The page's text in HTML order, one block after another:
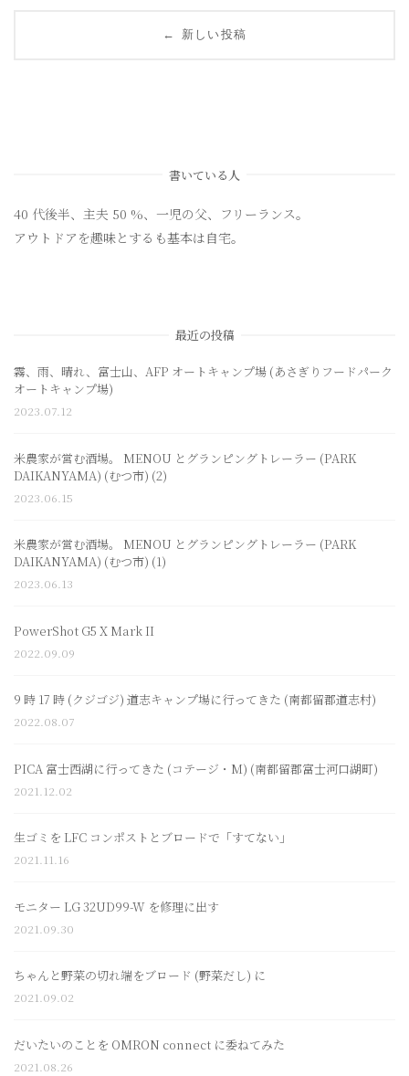
ョ
← 新しい投稿
書いている人
40 代後半、主夫 50 %、一児の父、フリーランス。
アウトドアを趣味とするも基本は自宅。
最近の投稿
霧、雨、晴れ、富士山、AFP オートキャンプ場 (あさぎりフードパーク
オートキャンプ場)
2023.07.12
米農家が営む酒場。 MENOU とグランピングトレーラー (PARK
DAIKANYAMA) (むつ市) (2)
2023.06.15
米農家が営む酒場。 MENOU とグランピングトレーラー (PARK
DAIKANYAMA) (むつ市) (1)
2023.06.13
PowerShot G5 X Mark II
2022.09.09
9 時 17 時 (クジゴジ) 道志キャンプ場に行ってきた (南都留郡道志村)
2022.08.07
PICA 富士西湖に行ってきた (コテージ・M) (南都留郡富士河口湖町)
2021.12.02
生ゴミを LFC コンポストとブロードで「すてない」
2021.11.16
モニター LG 32UD99-W を修理に出す
2021.09.30
ちゃんと野菜の切れ端をブロード (野菜だし) に
2021.09.02
だいたいのことを OMRON connect に委ねてみた
2021.08.26